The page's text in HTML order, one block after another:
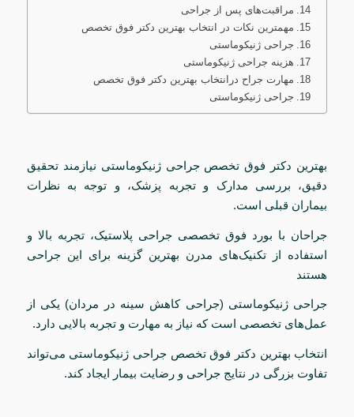
مراقبت‌های پس از جراحی
مهمترین نکات در انتخاب بهترین دکتر فوق تخصص
جراحی ژنیکوماستی
هزینه جراحی ژنیکوماستی
مهارت جراح درانتخاب بهترین دکتر فوق تخصص
جراحی ژنیکوماستی
بهترین دکتر فوق تخصص جراحی ژنیکوماستی نیازمند تحقیق
دقیق، بررسی مدارک و تجربه پزشک، و توجه به نظرات
بیماران قبلی است.
جراحان با بورد فوق تخصصی جراحی پلاستیک، تجربه بالا و
استفاده از تکنیک‌های مدرن بهترین گزینه برای این جراحی
هستند
جراحی ژنیکوماستی (جراحی کاهش سینه در مردان) یکی از
عمل‌های تخصصی است که نیاز به مهارت و تجربه بالایی دارد.
انتخاب بهترین دکتر فوق تخصص جراحی ژنیکوماستی می‌تواند
تفاوت بزرگی در نتایج جراحی و رضایت بیمار ایجاد کند.